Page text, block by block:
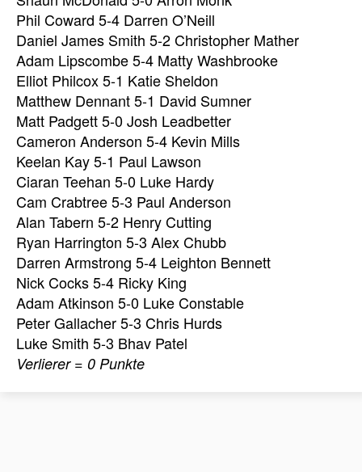
Phil Coward 5-4 Darren O’Neill
Daniel James Smith 5-2 Christopher Mather
Adam Lipscombe 5-4 Matty Washbrooke
Elliot Philcox 5-1 Katie Sheldon
Matthew Dennant 5-1 David Sumner
Matt Padgett 5-0 Josh Leadbetter
Cameron Anderson 5-4 Kevin Mills
Keelan Kay 5-1 Paul Lawson
Ciaran Teehan 5-0 Luke Hardy
Cam Crabtree 5-3 Paul Anderson
Alan Tabern 5-2 Henry Cutting
Ryan Harrington 5-3 Alex Chubb
Darren Armstrong 5-4 Leighton Bennett
Nick Cocks 5-4 Ricky King
Adam Atkinson 5-0 Luke Constable
Peter Gallacher 5-3 Chris Hurds
Luke Smith 5-3 Bhav Patel
Verlierer = 0 Punkte